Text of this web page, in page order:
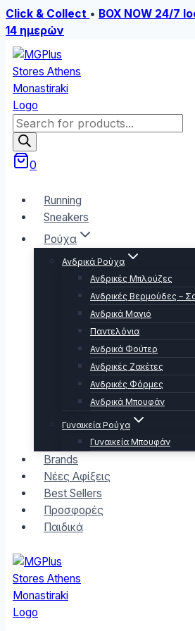
Click & Collect • BOX NOW 24/7
14 ημερών
Skip
to
content
Products
search
0
Running
Sneakers
Ρούχα
Ανδρικά Ρούχα
Ανδρικές Μπλούζες
Ανδρικές Βερμούδες –
Ανδρικά Μαγιό
Παντελόνια
Ανδρικά Φούτερ
Ανδρικές Ζακέτες
Ανδρικές Φόρμες
Ανδρικά Μπουφάν
Γυναικεία Ρούχα
Γυναικεία Μπουφάν
Brands
Νέες Αφίξεις
Best Sellers
Προσφορές
Παιδικά